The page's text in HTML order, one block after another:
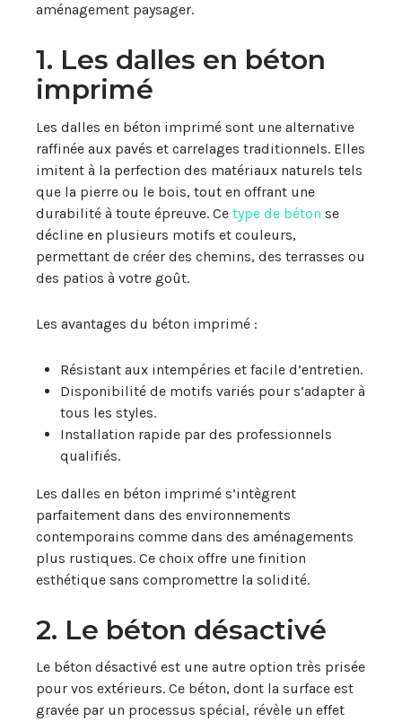
aménagement paysager.
1. Les dalles en béton
imprimé
Les dalles en béton imprimé sont une alternative
raffinée aux pavés et carrelages traditionnels. Elles
imitent à la perfection des matériaux naturels tels
que la pierre ou le bois, tout en offrant une
durabilité à toute épreuve. Ce type de béton se
décline en plusieurs motifs et couleurs,
permettant de créer des chemins, des terrasses ou
des patios à votre goût.
Les avantages du béton imprimé :
Résistant aux intempéries et facile d’entretien.
Disponibilité de motifs variés pour s’adapter à
tous les styles.
Installation rapide par des professionnels
qualifiés.
Les dalles en béton imprimé s’intègrent
parfaitement dans des environnements
contemporains comme dans des aménagements
plus rustiques. Ce choix offre une finition
esthétique sans compromettre la solidité.
2. Le béton désactivé
Le béton désactivé est une autre option très prisée
pour vos extérieurs. Ce béton, dont la surface est
gravée par un processus spécial, révèle un effet